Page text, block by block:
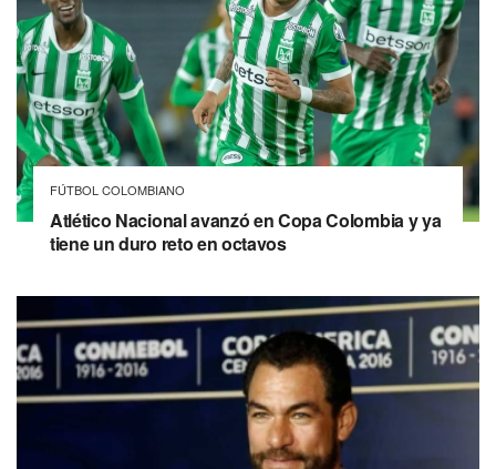
FÚTBOL COLOMBIANO
Atlético Nacional avanzó en Copa Colombia y ya
tiene un duro reto en octavos